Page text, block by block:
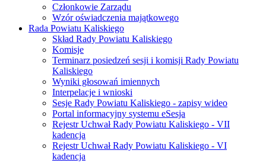
Członkowie Zarządu
Wzór oświadczenia majątkowego
Rada Powiatu Kaliskiego
Skład Rady Powiatu Kaliskiego
Komisje
Terminarz posiedzeń sesji i komisji Rady Powiatu
Kaliskiego
Wyniki głosowań imiennych
Interpelacje i wnioski
Sesje Rady Powiatu Kaliskiego - zapisy wideo
Portal informacyjny systemu eSesja
Rejestr Uchwał Rady Powiatu Kaliskiego - VII
kadencja
Rejestr Uchwał Rady Powiatu Kaliskiego - VI
kadencja